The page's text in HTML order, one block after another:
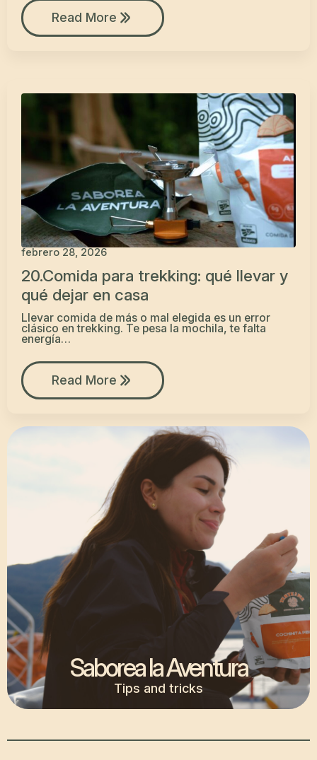
Read More
20.Comida para trekking: qué llevar y
qué dejar en casa
febrero 28, 2026
Llevar comida de más o mal elegida es un error
clásico en trekking. Te pesa la mochila, te falta
energía…
Read More
Saborea la Aventura
Tips and tricks